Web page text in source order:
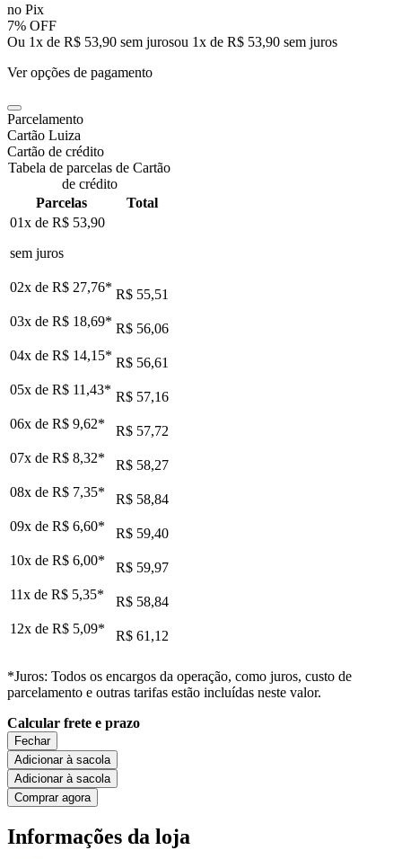
no Pix
7% OFF
Ou 1x de R$ 53,90 sem jurosou 1x de R$ 53,90 sem juros
Ver opções de pagamento
Parcelamento
Cartão Luiza
Cartão de crédito
Tabela de parcelas de Cartão
de crédito
Parcelas
Total
01x de R$ 53,90
sem juros
02x de R$ 27,76* R$ 55,51
03x de R$ 18,69* R$ 56,06
04x de R$ 14,15* R$ 56,61
05x de R$ 11,43* R$ 57,16
06x de R$ 9,62*
R$ 57,72
07x de R$ 8,32*
R$ 58,27
08x de R$ 7,35*
R$ 58,84
09x de R$ 6,60*
R$ 59,40
10x de R$ 6,00*
R$ 59,97
11x de R$ 5,35*
R$ 58,84
12x de R$ 5,09* R$ 61,12
*Juros: Todos os encargos da operação, como juros, custo de
parcelamento e outras tarifas estão incluídas neste valor.
Calcular frete e prazo
Fechar
Adicionar à sacola
Adicionar à sacola
Comprar agora
Informações da loja